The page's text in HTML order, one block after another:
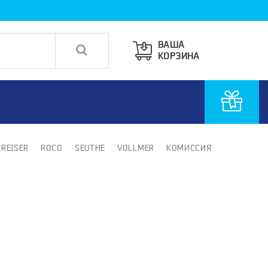
ВАША
КОРЗИНА
ROCO SEUTHE VOLLMER КОМИССИЯ